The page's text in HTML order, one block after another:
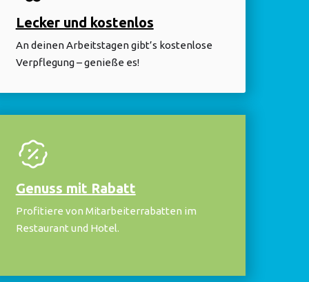
Lecker und kostenlos
An deinen Arbeitstagen gibt’s kostenlose
Verpflegung – genieße es!
Genuss mit Rabatt
Profitiere von Mitarbeiterrabatten im
Restaurant und Hotel.